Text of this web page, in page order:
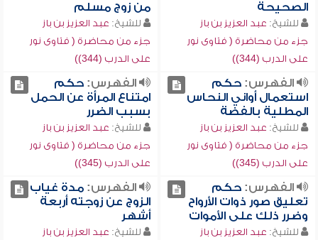
الصحيحة
للشيخ: عبد العزيز بن باز
جزء من محاضرة ( فتاوى نور
على الدرب (344))
من زوج مسلم
للشيخ: عبد العزيز بن باز
جزء من محاضرة ( فتاوى نور
على الدرب (344))
الفهرس:حكم
استعمال أواني النحاس
المطلية بالفضة
للشيخ: عبد العزيز بن باز
جزء من محاضرة ( فتاوى نور
على الدرب (345))
الفهرس:حكم
امتناع المرأة عن الحمل
بسبب الضرر
للشيخ: عبد العزيز بن باز
جزء من محاضرة ( فتاوى نور
على الدرب (345))
الفهرس:حكم
تعليق صور ذوات الأرواح
وضرر ذلك على الأموات
للشيخ: عبد العزيز بن باز
الفهرس:مدة غياب
الزوج عن زوجته أربعة
أشهر
للشيخ: عبد العزيز بن باز